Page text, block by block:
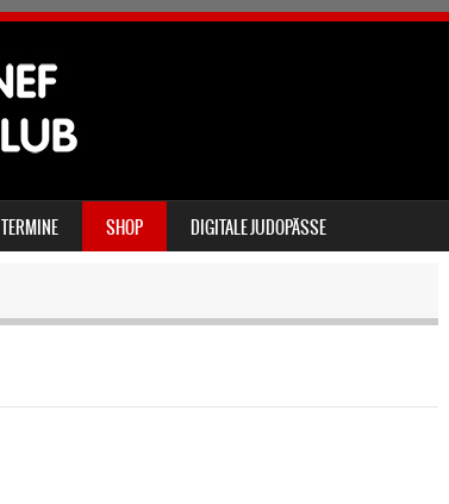
TERMINE SHOP DIGITALE JUDOPÄSSE